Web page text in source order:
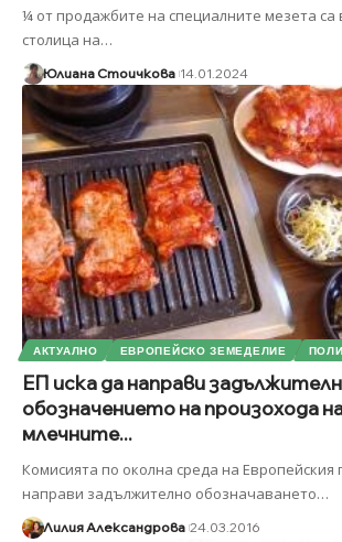
¼ от продажбите на специалните мезета са
столица на…
Юлиана Стоичкова 14.01.2024
АКТУАЛНО ЕВРОПЕЙСКО ЗЕМЕДЕЛИЕ
ЕП иска да направи
обозначeнието на произохода
млечните...
Комисията по околна среда на Европейския
направи задължително обозначаването…
Лилия Александрова 24.03.2016